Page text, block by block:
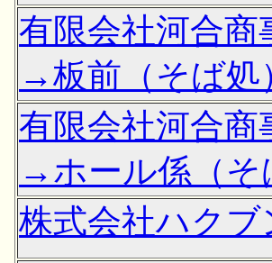
有限会社河合商
→板前（そば処
有限会社河合商
→ホール係（そ
株式会社ハクブ